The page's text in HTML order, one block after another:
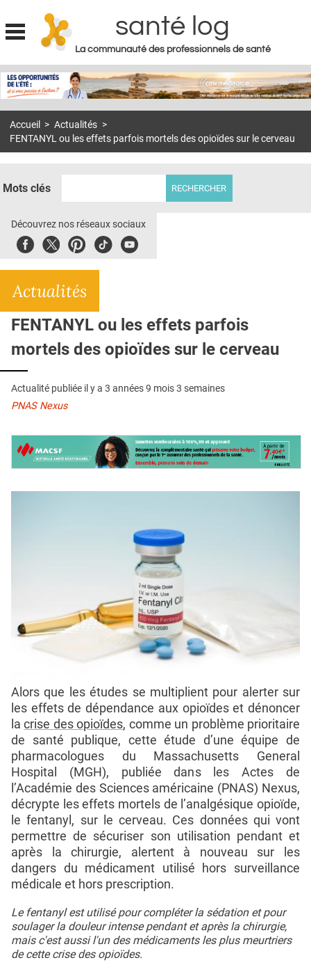
Jump to navigation
santé log
La communauté des professionnels de santé
MON COMPTE
S'ABONNER À LA REVUE SOIN À DOMICILE
DOSSIERS
E-REVUE SAD
L'APP
QUI SOMMES-NOUS ?
PUBLICITÉ
CONDITIONS GÉNÉRALES
CONTACT
Accueil > Actualités >
FENTANYL ou les effets parfois mortels des opioïdes sur le cerveau
Mots clés
Découvrez nos réseaux sociaux
FacebookTwitterPinterest
TiktokYoubute
Actualités
FENTANYL ou les effets parfois
mortels des opioïdes sur le cerveau
Actualité publiée il y a 3 années 9 mois 3 semaines
PNAS Nexus
Alors que les études se multiplient pour alerter sur
les effets de dépendance aux opioïdes et dénoncer
lacrise des opioïdes, comme un problème prioritaire
de santé publique, cette étude d’une équipe de
pharmacologues du Massachusetts General
Hospital (MGH), publiée dans les Actes de
l’Académie des Sciences américaine (PNAS) Nexus,
décrypte les effets mortels de l’analgésique opioïde,
le fentanyl, sur le cerveau. Ces données qui vont
permettre de sécuriser son utilisation pendant et
après la chirurgie, alertent à nouveau sur les
dangers du médicament utilisé hors surveillance
médicale et hors prescription.
Le fentanyl est utilisé pour compléter la sédation et pour
soulager la douleur intense pendant et après la chirurgie,
mais c'est aussi l'un des médicaments les plus meurtriers
de cette crise des opioïdes.